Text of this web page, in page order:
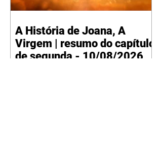
Fernanda confessa a Joana que
Rafael. Isabela e Rafael garantem
a Júlia que já está tudo pronto
para o casamento q
A História de Joana, A
Virgem | resumo do capítulo
de segunda - 10/08/2026